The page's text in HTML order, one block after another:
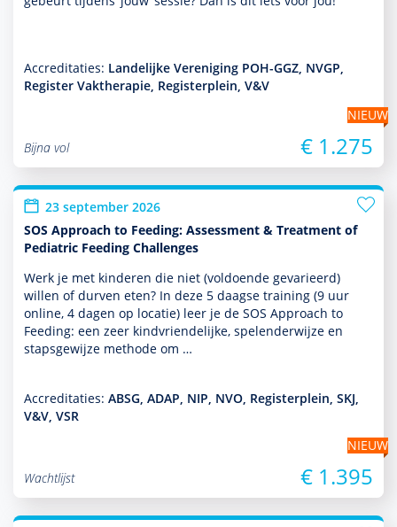
Accreditaties: Landelijke Vereniging POH-GGZ, NVGP,
Register Vaktherapie, Registerplein, V&V
NIEUW
Bijna vol
€ 1.275
23 september 2026
SOS Approach to Feeding: Assessment & Treatment of
Pediatric Feeding Challenges
Werk je met kin­de­ren die niet (vol­doende gevarieerd)
willen of durven eten? In deze 5 daagse training (9 uur
online, 4 dagen op locatie) leer je de SOS Approach to
Feeding: een zeer kindvriendelijke, spelenderwijze en
stapsgewijze methode om …
Accreditaties: ABSG, ADAP, NIP, NVO, Registerplein, SKJ,
V&V, VSR
NIEUW
Wachtlijst
€ 1.395